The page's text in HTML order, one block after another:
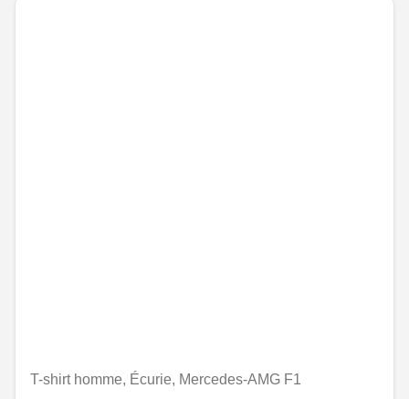
T-shirt homme, Écurie, Mercedes-AMG F1